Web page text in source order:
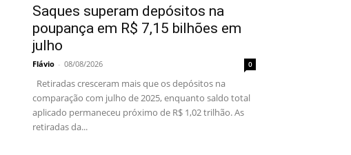
Saques superam depósitos na
poupança em R$ 7,15 bilhões em
julho
Flávio - 08/08/2026 0
Retiradas cresceram mais que os depósitos na
comparação com julho de 2025, enquanto saldo total
aplicado permaneceu próximo de R$ 1,02 trilhão. As
retiradas da...